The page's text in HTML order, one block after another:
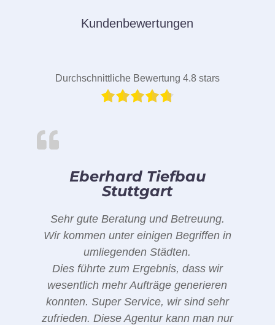
Kundenbewertungen
Durchschnittliche Bewertung 4.8 stars
Eberhard Tiefbau
Stuttgart
Sehr gute Beratung und Betreuung.
Wir kommen unter einigen Begriffen in
umliegenden Städten.
Dies führte zum Ergebnis, dass wir
wesentlich mehr Aufträge generieren
konnten. Super Service, wir sind sehr
zufrieden. Diese Agentur kann man nur